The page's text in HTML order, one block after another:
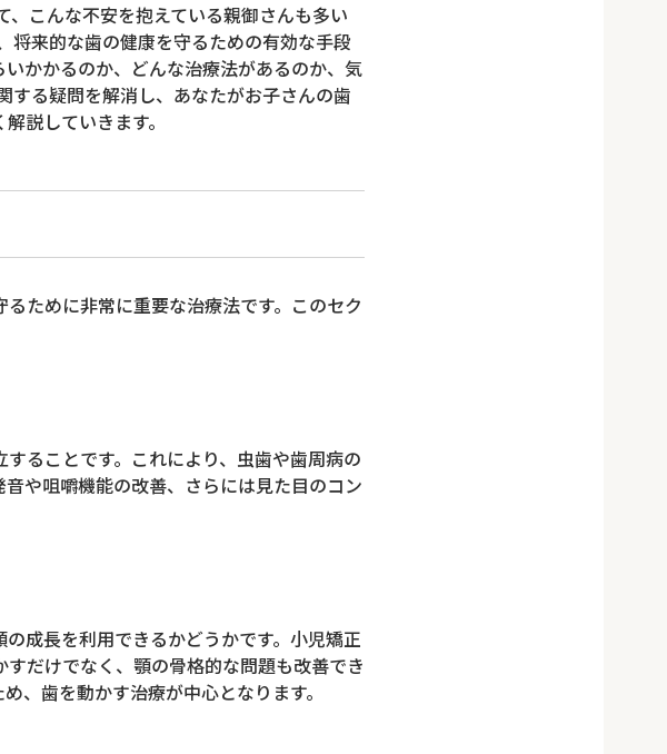
こんな不安を抱えている親御さんも多い
将来的な歯の健康を守るための有効な手段
かかるのか、どんな治療法があるのか、気
する疑問を解消し、あなたがお子さんの歯
説していきます。
ために非常に重要な治療法です。このセク
ることです。これにより、虫歯や歯周病の
や咀嚼機能の改善、さらには見た目のコン
成長を利用できるかどうかです。小児矯正
だけでなく、顎の骨格的な問題も改善でき
、歯を動かす治療が中心となります。